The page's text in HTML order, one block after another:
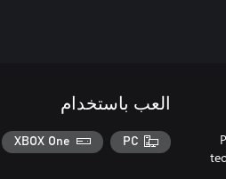
العب باستخدام
PC
XBOX One